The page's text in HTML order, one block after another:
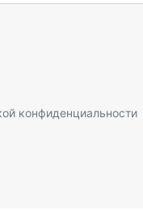
конфиденциальности